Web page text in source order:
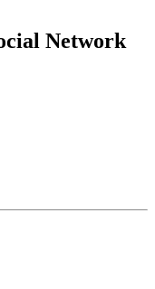
Network